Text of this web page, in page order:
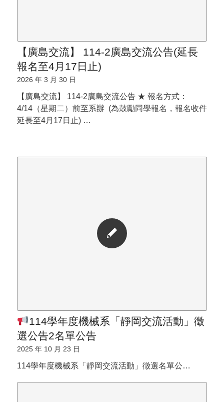
【廣島交流】 114-2廣島交流公告(延長
報名至4月17日止)
2026 年 3 月 30 日
【廣島交流】 114-2廣島交流公告 ★ 報名方式：
4/14（星期二）前至系辦 (為鼓勵同學報名，報名收件
延長至4月17日止) …
114學年度機械系「靜岡交流活動」徵
選公告2名單公告
2025 年 10 月 23 日
114學年度機械系「靜岡交流活動」徵選名單公…